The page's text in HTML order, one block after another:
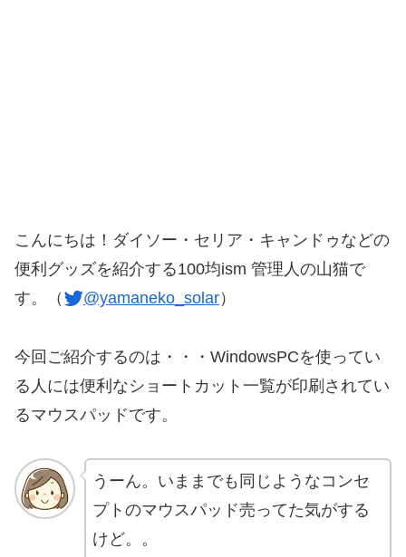
こんにちは！ダイソー・セリア・キャンドゥなどの
便利グッズを紹介する100均ism 管理人の山猫で
す。（
@yamaneko_solar）
今回ご紹介するのは・・・WindowsPCを使ってい
る人には便利なショートカット一覧が印刷されてい
るマウスパッドです。
うーん。いままでも同じようなコンセ
プトのマウスパッド売ってた気がする
けど。。